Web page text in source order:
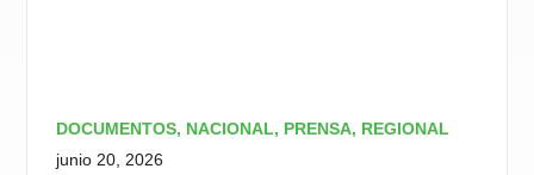
DOCUMENTOS, NACIONAL, PRENSA, REGIONAL
junio 20, 2026